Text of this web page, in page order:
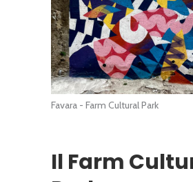
Favara - Farm Cultural Park
Il Farm